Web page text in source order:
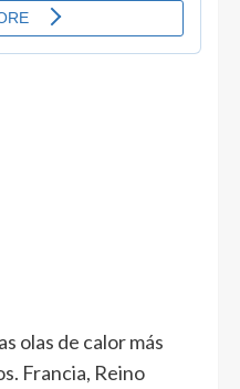
olas de calor más
Francia, Reino